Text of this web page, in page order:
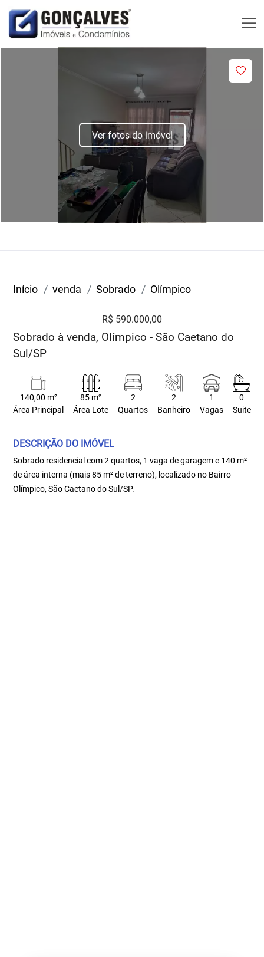
Ver fotos do imóvel
Início venda Sobrado Olímpico
R$ 590.000,00
Sobrado à venda, Olímpico - São Caetano do
Sul/SP
140,00 m²
Área Principal
85 m²
Área Lote
2
Quartos
2
Banheiro
1
Vagas
0
Suite
DESCRIÇÃO DO IMÓVEL
Sobrado residencial com 2 quartos, 1 vaga de garagem e 140 m²
de área interna (mais 85 m² de terreno), localizado no Bairro
Olímpico, São Caetano do Sul/SP.